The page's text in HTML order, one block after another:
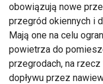
obowiązują nowe
przegród okiennych i
Mają one na celu
powietrza do
przegrodach, na
dopływu przez